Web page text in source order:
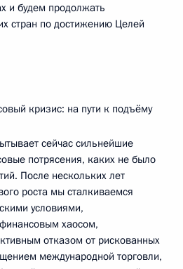
и будем продолжать
стран по достижению Целей
кризис: на пути к подъёму
сейчас сильнейшие
потрясения, каких не было
После нескольких лет
роста мы сталкиваемся
условиями,
хаосом,
отказом от рискованных
международной торговли,